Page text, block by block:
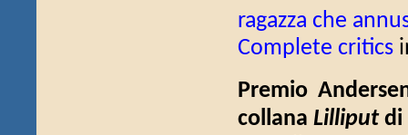
ragazza che
Complete critics
Premio
collana Lilliputdi